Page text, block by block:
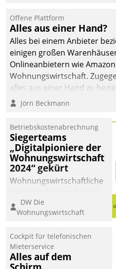
Offene Plattform
Alles aus einer Hand?
Alles bei einem Anbieter
einigen großen
Onlineanbietern wie
Wohnungswirtschaft.
alles aus einer Hand zu
Jörn Beckmann
Betriebskostenabrechnung
Siegerteams
„Digitalpioniere der
Wohnungswirtschaft
2024“ gekürt
Wohnungswirtschaftliche
eine digitale Zukunft zu
finden, ist das Ziel des
der
Wohnungswirtschaft“.
Bewerben können sich
DW Die
Wohnungswirtschaft
Cockpit für telefonischen
Mieterservice
Alles auf dem